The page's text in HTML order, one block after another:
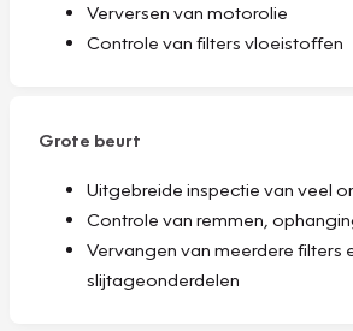
Verversen van motorolie
Controle van filters vloeistoffen
Grote beurt
Uitgebreide inspectie van veel
Controle van remmen,
Vervangen van meerdere filters
slijtageonderdelen